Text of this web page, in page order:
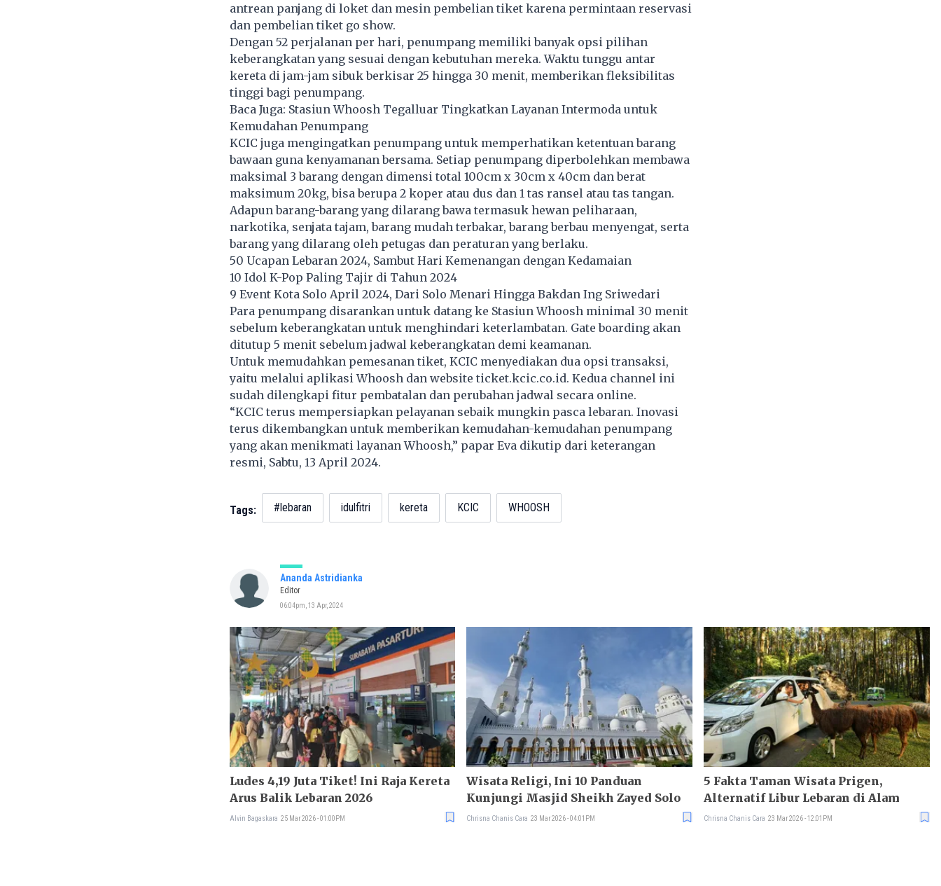
antrean panjang di loket dan mesin pembelian tiket karena permintaan reservasi
dan pembelian tiket go show.
Dengan 52 perjalanan per hari, penumpang memiliki banyak opsi pilihan
keberangkatan yang sesuai dengan kebutuhan mereka. Waktu tunggu antar
kereta di jam-jam sibuk berkisar 25 hingga 30 menit, memberikan fleksibilitas
tinggi bagi penumpang.
Baca Juga: Stasiun Whoosh Tegalluar Tingkatkan Layanan Intermoda untuk
Kemudahan Penumpang
KCIC juga mengingatkan penumpang untuk memperhatikan ketentuan barang
bawaan guna kenyamanan bersama. Setiap penumpang diperbolehkan membawa
maksimal 3 barang dengan dimensi total 100cm x 30cm x 40cm dan berat
maksimum 20kg, bisa berupa 2 koper atau dus dan 1 tas ransel atau tas tangan.
Adapun barang-barang yang dilarang bawa termasuk hewan peliharaan,
narkotika, senjata tajam, barang mudah terbakar, barang berbau menyengat, serta
barang yang dilarang oleh petugas dan peraturan yang berlaku.
50 Ucapan Lebaran 2024, Sambut Hari Kemenangan dengan Kedamaian
10 Idol K-Pop Paling Tajir di Tahun 2024
9 Event Kota Solo April 2024, Dari Solo Menari Hingga Bakdan Ing Sriwedari
Para penumpang disarankan untuk datang ke Stasiun Whoosh minimal 30 menit
sebelum keberangkatan untuk menghindari keterlambatan. Gate boarding akan
ditutup 5 menit sebelum jadwal keberangkatan demi keamanan.
Untuk memudahkan pemesanan tiket, KCIC menyediakan dua opsi transaksi,
yaitu melalui aplikasi Whoosh dan website ticket.kcic.co.id. Kedua channel ini
sudah dilengkapi fitur pembatalan dan perubahan jadwal secara online.
“KCIC terus mempersiapkan pelayanan sebaik mungkin pasca lebaran. Inovasi
terus dikembangkan untuk memberikan kemudahan-kemudahan penumpang
yang akan menikmati layanan Whoosh,” papar Eva dikutip dari keterangan
resmi, Sabtu, 13 April 2024.
Tags: #lebaran idulfitri kereta KCIC WHOOSH
Ananda Astridianka
Editor
06:04pm, 13 Apr, 2024
Ludes 4,19 Juta Tiket! Ini Raja Kereta
Arus Balik Lebaran 2026
Alvin Bagaskara 25 Mar 2026 - 01:00PM
Wisata Religi, Ini 10 Panduan
Kunjungi Masjid Sheikh Zayed Solo
Chrisna Chanis Cara 23 Mar 2026 - 04:01PM
5 Fakta Taman Wisata Prigen,
Alternatif Libur Lebaran di Alam
Chrisna Chanis Cara 23 Mar 2026 - 12:01PM